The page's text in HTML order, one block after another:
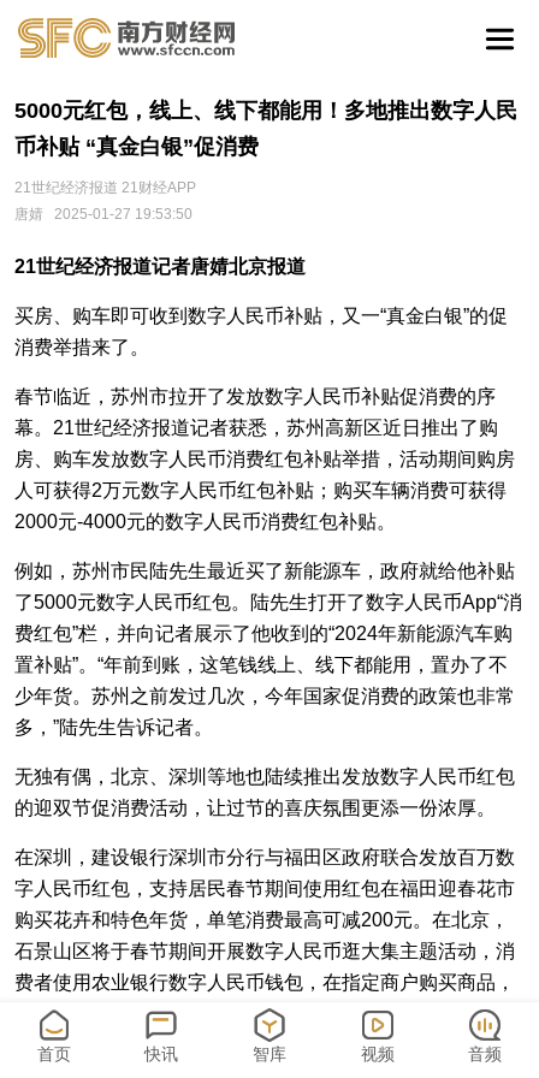
5000元红包，线上、线下都能用！多地推出数字人民
币补贴 “真金白银”促消费
21世纪经济报道 21财经APP
唐婧
2025-01-27 19:53:50
21世纪经济报道记者唐婧北京报道
买房、购车即可收到数字人民币补贴，又一“真金白银”的促
消费举措来了。
春节临近，苏州市拉开了发放数字人民币补贴促消费的序
幕。21世纪经济报道记者获悉，苏州高新区近日推出了购
房、购车发放数字人民币消费红包补贴举措，活动期间购房
人可获得2万元数字人民币红包补贴；购买车辆消费可获得
2000元-4000元的数字人民币消费红包补贴。
例如，苏州市民陆先生最近买了新能源车，政府就给他补贴
了5000元数字人民币红包。陆先生打开了数字人民币App“消
费红包”栏，并向记者展示了他收到的“2024年新能源汽车购
置补贴”。“年前到账，这笔钱线上、线下都能用，置办了不
少年货。苏州之前发过几次，今年国家促消费的政策也非常
多，”陆先生告诉记者。
无独有偶，北京、深圳等地也陆续推出发放数字人民币红包
的迎双节促消费活动，让过节的喜庆氛围更添一份浓厚。
在深圳，建设银行深圳市分行与福田区政府联合发放百万数
字人民币红包，支持居民春节期间使用红包在福田迎春花市
购买花卉和特色年货，单笔消费最高可减200元。在北京，
石景山区将于春节期间开展数字人民币逛大集主题活动，消
费者使用农业银行数字人民币钱包，在指定商户购买商品，
即有机会获得“满30减20”福利。
一位数字人民币领域的专业人士告诉记者，数字人民币具有
首页 快讯 智库 视频 音频